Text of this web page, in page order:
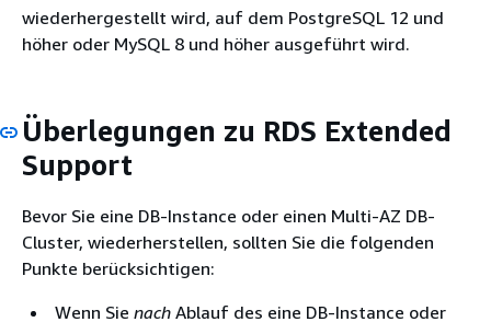
wiederhergestellt wird, auf dem PostgreSQL 12 und
höher oder MySQL 8 und höher ausgeführt wird.
Überlegungen zu RDS Extended
Support
Bevor Sie eine DB-Instance oder einen Multi-AZ DB-
Cluster, wiederherstellen, sollten Sie die folgenden
Punkte berücksichtigen:
Wenn Sie nach Ablauf des eine DB-Instance oder